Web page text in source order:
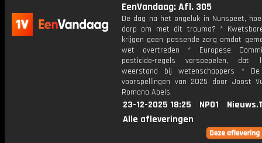
EenVandaag: Afl. 305
De dag na het ongeluk in Nunspeet,
dorp om met dit trauma? *
krijgen geen passende zorg omdat
wet overtreden * Europese
pesticide-regels versoepelen,
weerstand bij wetenschappers * De
voorspellingen van 2025 door Joost
Romana Abels
23-12-2025 18:25 NPO1
Alle afleveringen